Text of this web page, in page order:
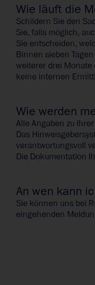
Wie läuft die
Schildern Sie den
Sie, falls möglich,
Sie entscheiden,
Binnen sieben
weiterer drei Monate
keine internen
Wie werden
Alle Angaben zu
Das
verantwortungsvoll
Die Dokumentation
An wen kann
Sie können uns bei
eingehenden